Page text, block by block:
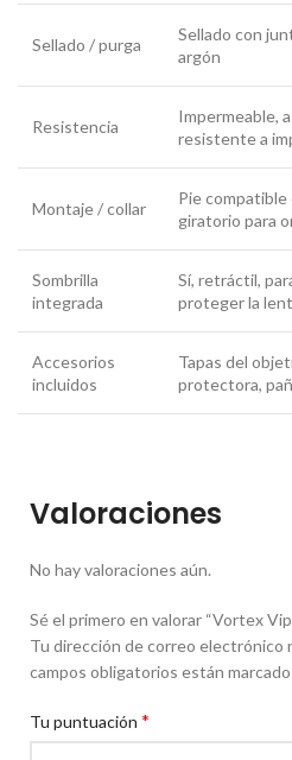
Sellado / purga
Sellado con
argón
Resistencia
Impermeable,
resistente a
Montaje / collar
Pie compatible
giratorio para
Sombrilla
integrada
Sí, retráctil,
proteger la
Accesorios
incluidos
Tapas del
protectora,
Valoraciones
No hay valoraciones aún.
Sé el primero en valorar “Vortex
Tu dirección de correo electrónico
campos obligatorios están
Tu puntuación *